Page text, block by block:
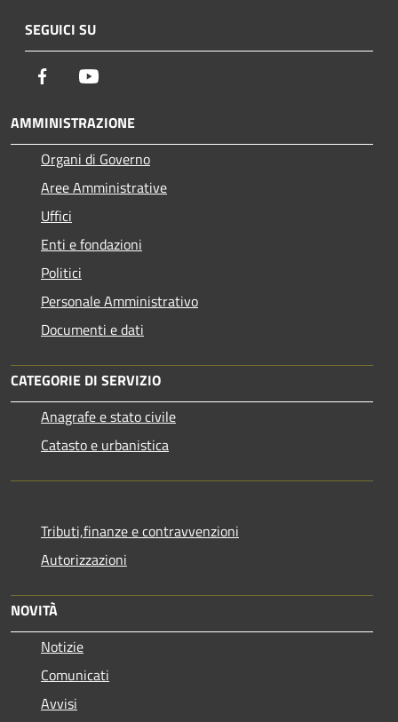
SEGUICI SU
Facebook
AMMINISTRAZIONE
Organi di Governo
Aree Amministrative
Uffici
Enti e fondazioni
Politici
Personale Amministrativo
Documenti e dati
CATEGORIE DI SERVIZIO
Anagrafe e stato civile
Catasto e urbanistica
Tributi,finanze e contravvenzioni
Autorizzazioni
NOVITÀ
Notizie
Comunicati
Avvisi